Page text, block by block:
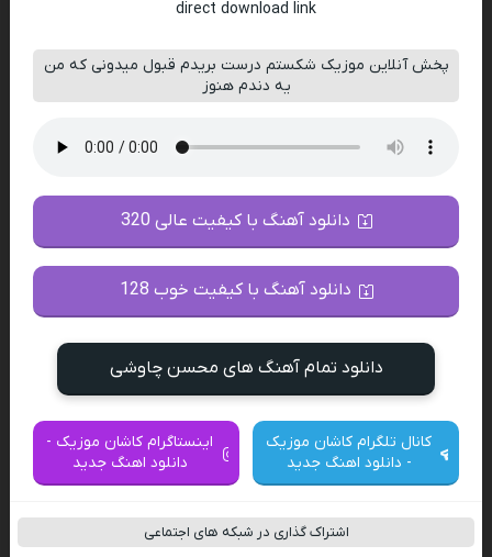
direct download link
پخش آنلاین موزیک شکستم درست بریدم قبول میدونی که من
یه دندم هنوز
دانلود آهنگ با کیفیت عالی 320
دانلود آهنگ با کیفیت خوب 128
دانلود تمام آهنگ های محسن چاوشی
کانال تلگرام کاشان موزیک
- دانلود اهنگ جدید
اینستاگرام کاشان موزیک -
دانلود اهنگ جدید
اشتراک گذاری در شبکه های اجتماعی